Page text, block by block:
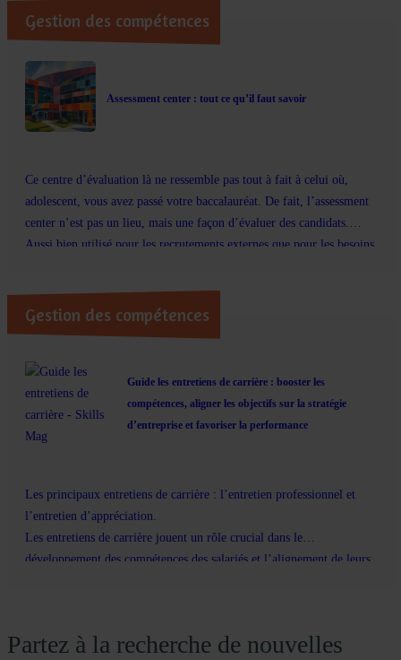
Gestion des compétences
Assessment center : tout ce qu’il faut savoir
Ce centre d’évaluation là ne ressemble pas tout à fait à celui où,
adolescent, vous avez passé votre baccalauréat. De fait, l’assessment
center n’est pas un lieu, mais une façon d’évaluer des candidats.
Aussi bien utilisé pour les recrutements externes que pour les besoins
Gestion des compétences
Guide les entretiens de carrière : booster les
compétences, aligner les objectifs sur la stratégie
d’entreprise et favoriser la performance
Les principaux entretiens de carrière : l’entretien professionnel et
l’entretien d’appréciation.
Les entretiens de carrière jouent un rôle crucial dans le
développement des compétences des salariés et l’alignement de leurs
Partez à la recherche de nouvelles